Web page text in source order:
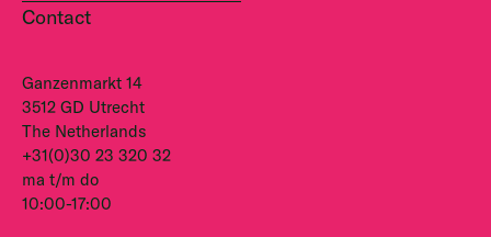
Contact
Ganzenmarkt 14
3512 GD Utrecht
The Netherlands
+31(0)30 23 320 32
ma t/m do
10:00-17:00